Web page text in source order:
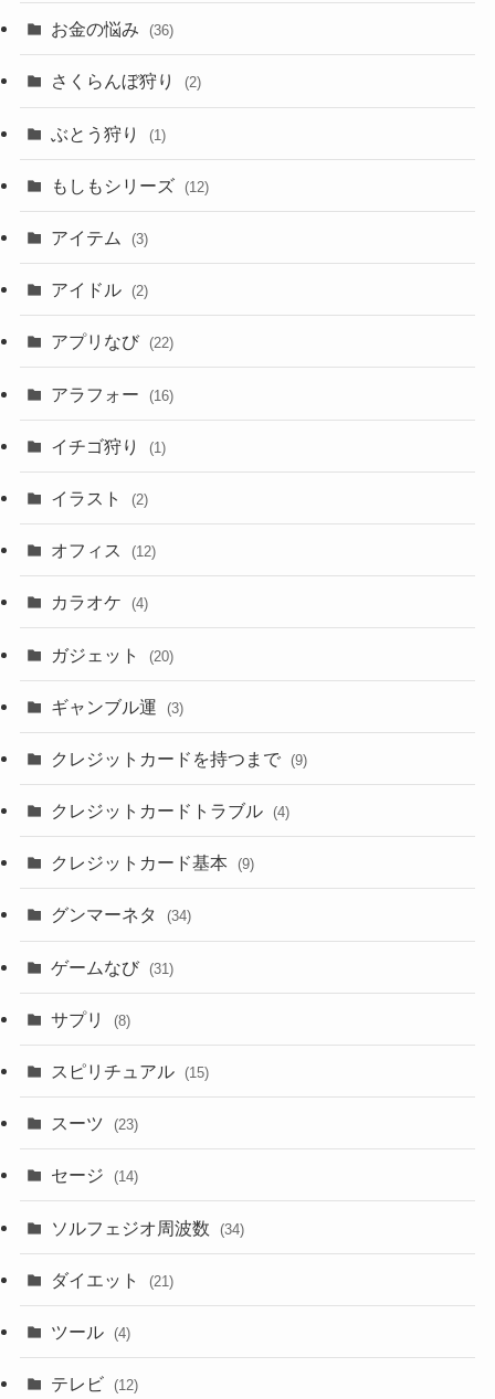
お金の悩み (36)
さくらんぼ狩り (2)
ぶとう狩り (1)
もしもシリーズ (12)
アイテム (3)
アイドル (2)
アプリなび (22)
アラフォー (16)
イチゴ狩り (1)
イラスト (2)
オフィス (12)
カラオケ (4)
ガジェット (20)
ギャンブル運 (3)
クレジットカードを持つまで (9)
クレジットカードトラブル (4)
クレジットカード基本 (9)
グンマーネタ (34)
ゲームなび (31)
サプリ (8)
スピリチュアル (15)
スーツ (23)
セージ (14)
ソルフェジオ周波数 (34)
ダイエット (21)
ツール (4)
テレビ (12)